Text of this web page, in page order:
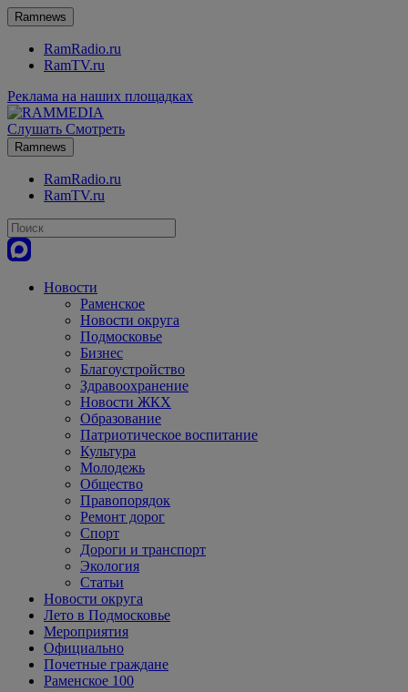
Ramnews
RamRadio.ru
RamTV.ru
Реклама на наших площадках
Слушать Смотреть
Ramnews
RamRadio.ru
RamTV.ru
Новости
Раменское
Новости округа
Подмосковье
Бизнес
Благоустройство
Здравоохранение
Новости ЖКХ
Образование
Патриотическое воспитание
Культура
Молодежь
Общество
Правопорядок
Ремонт дорог
Спорт
Дороги и транспорт
Экология
Статьи
Новости округа
Лето в Подмосковье
Мероприятия
Официально
Почетные граждане
Раменское 100